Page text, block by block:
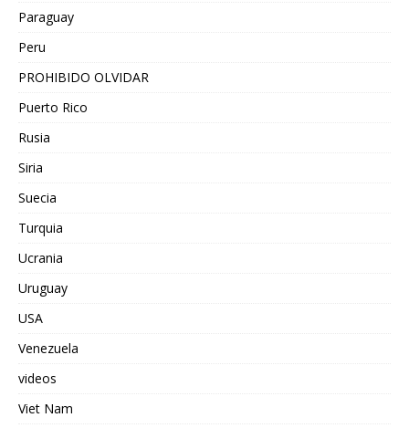
Paraguay
Peru
PROHIBIDO OLVIDAR
Puerto Rico
Rusia
Siria
Suecia
Turquia
Ucrania
Uruguay
USA
Venezuela
videos
Viet Nam